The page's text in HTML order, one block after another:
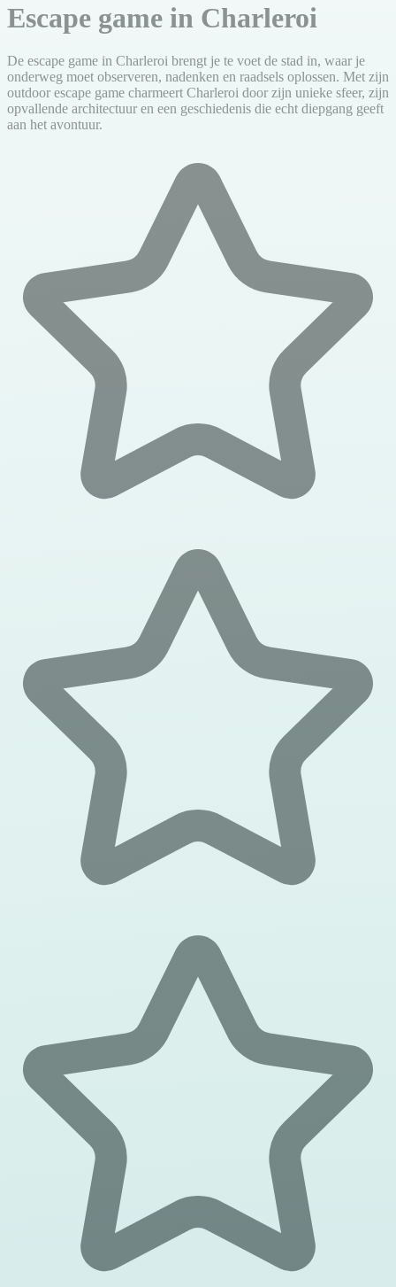
Escape game in Charleroi
De escape game in Charleroi brengt je te voet de stad in, waar je
onderweg moet observeren, nadenken en raadsels oplossen. Met zijn
outdoor escape game charmeert Charleroi door zijn unieke sfeer, zijn
opvallende architectuur en een geschiedenis die echt diepgang geeft
aan het avontuur.